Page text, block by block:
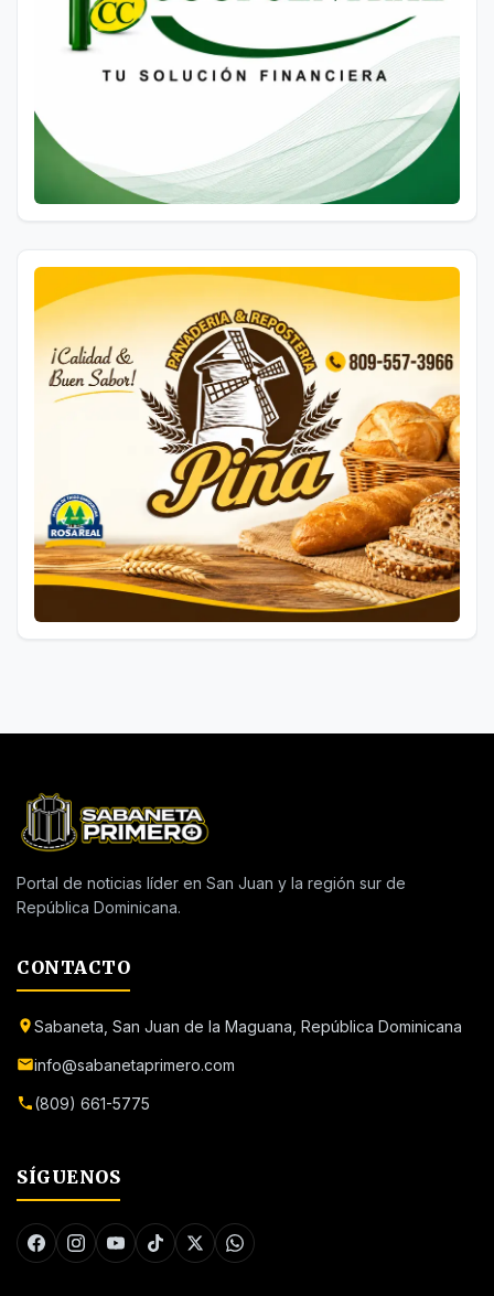
Portal de noticias líder en San Juan y la región sur de
República Dominicana.
CONTACTO
Sabaneta, San Juan de la Maguana, República Dominicana
info@sabanetaprimero.com
(809) 661-5775
SÍGUENOS